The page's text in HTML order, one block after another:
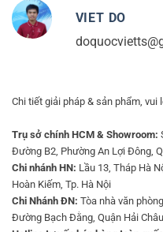
VIET DO
Chi tiết giải pháp & sản phẩm, vui
Trụ sở chính HCM & Showroom:
Đường B2, Phường An Lợi Đông,
Chi nhánh HN: Lầu 13, Tháp Hà
Hoàn Kiếm, Tp. Hà Nội
Chi Nhánh ĐN: Tòa nhà văn
Đường Bạch Đằng, Quận Hải